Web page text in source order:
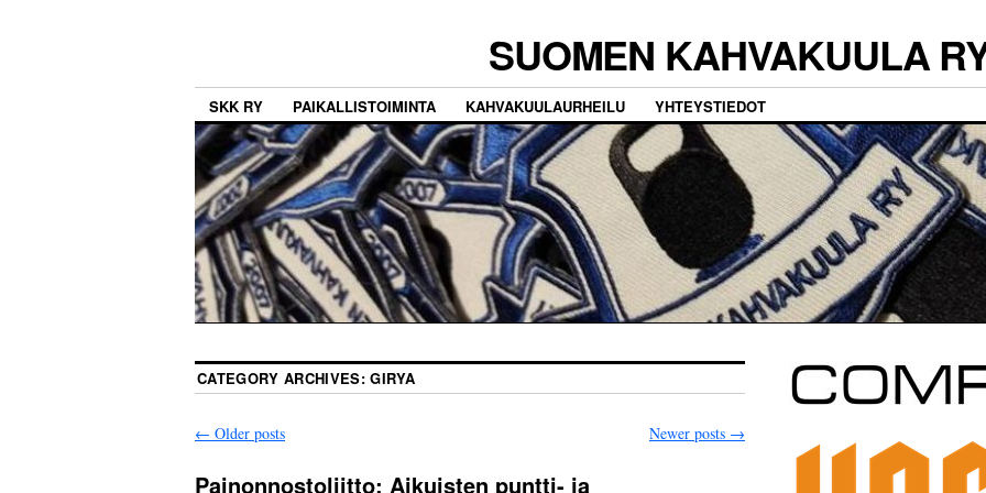
SUOMEN KAHVAKUULA
SKK RY PAIKALLISTOIMINTA KAHVAKUULAURHEILU YHTEYSTIEDOT
CATEGORY ARCHIVES:GIRYA
← Older posts Newer posts →
Painonnostoliitto: Aikuisten puntti- ja